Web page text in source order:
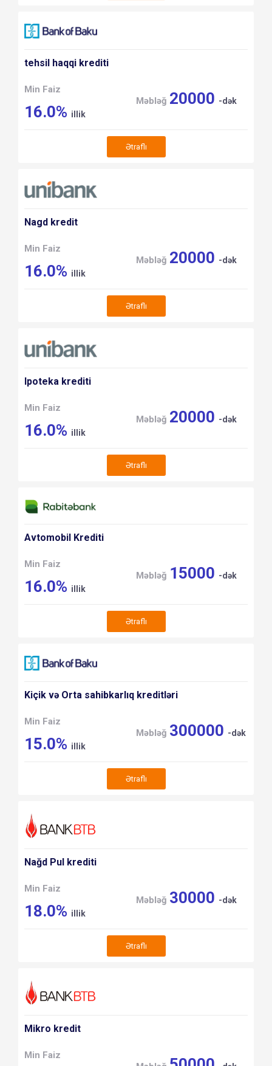
tehsil haqqi krediti
Min Faiz
16.0% illik
Məbləğ 20000 -dək
Ətraflı
Nagd kredit
Min Faiz
16.0% illik
Məbləğ 20000 -dək
Ətraflı
Ipoteka krediti
Min Faiz
16.0% illik
Məbləğ 20000 -dək
Ətraflı
Avtomobil Krediti
Min Faiz
16.0% illik
Məbləğ 15000 -dək
Ətraflı
Kiçik və Orta sahibkarlıq kreditləri
Min Faiz
15.0% illik
Məbləğ 300000 -dək
Ətraflı
Nağd Pul krediti
Min Faiz
18.0% illik
Məbləğ 30000 -dək
Ətraflı
Mikro kredit
Min Faiz